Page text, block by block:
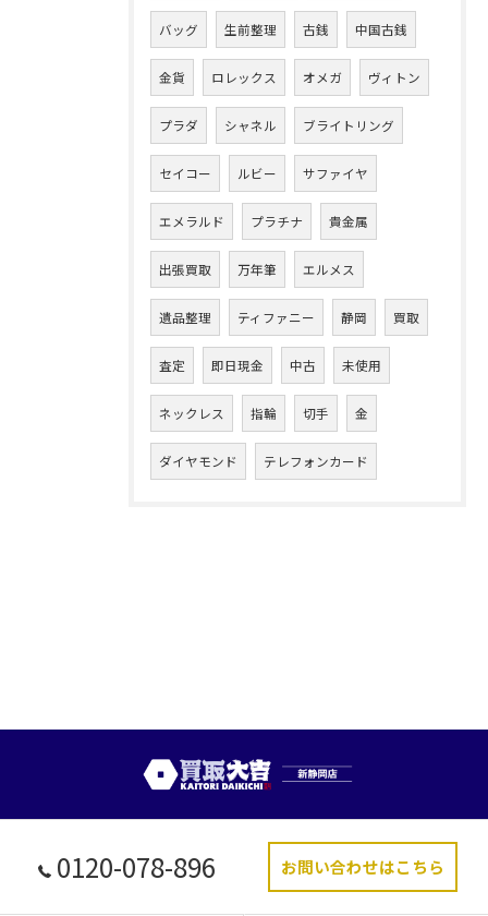
バッグ 生前整理 古銭 中国古銭
金貨 ロレックス オメガ ヴィトン
プラダ シャネル ブライトリング
セイコー ルビー サファイヤ
エメラルド プラチナ 貴金属
出張買取 万年筆 エルメス
遺品整理 ティファニー 静岡 買取
査定 即日現金 中古 未使用
ネックレス 指輪 切手 金
ダイヤモンド テレフォンカード
0120-078-896 お問い合わせはこちら